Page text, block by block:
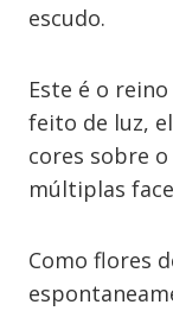
escudo.
Este é o
feito de luz,
cores sobre
múltiplas
Como flores